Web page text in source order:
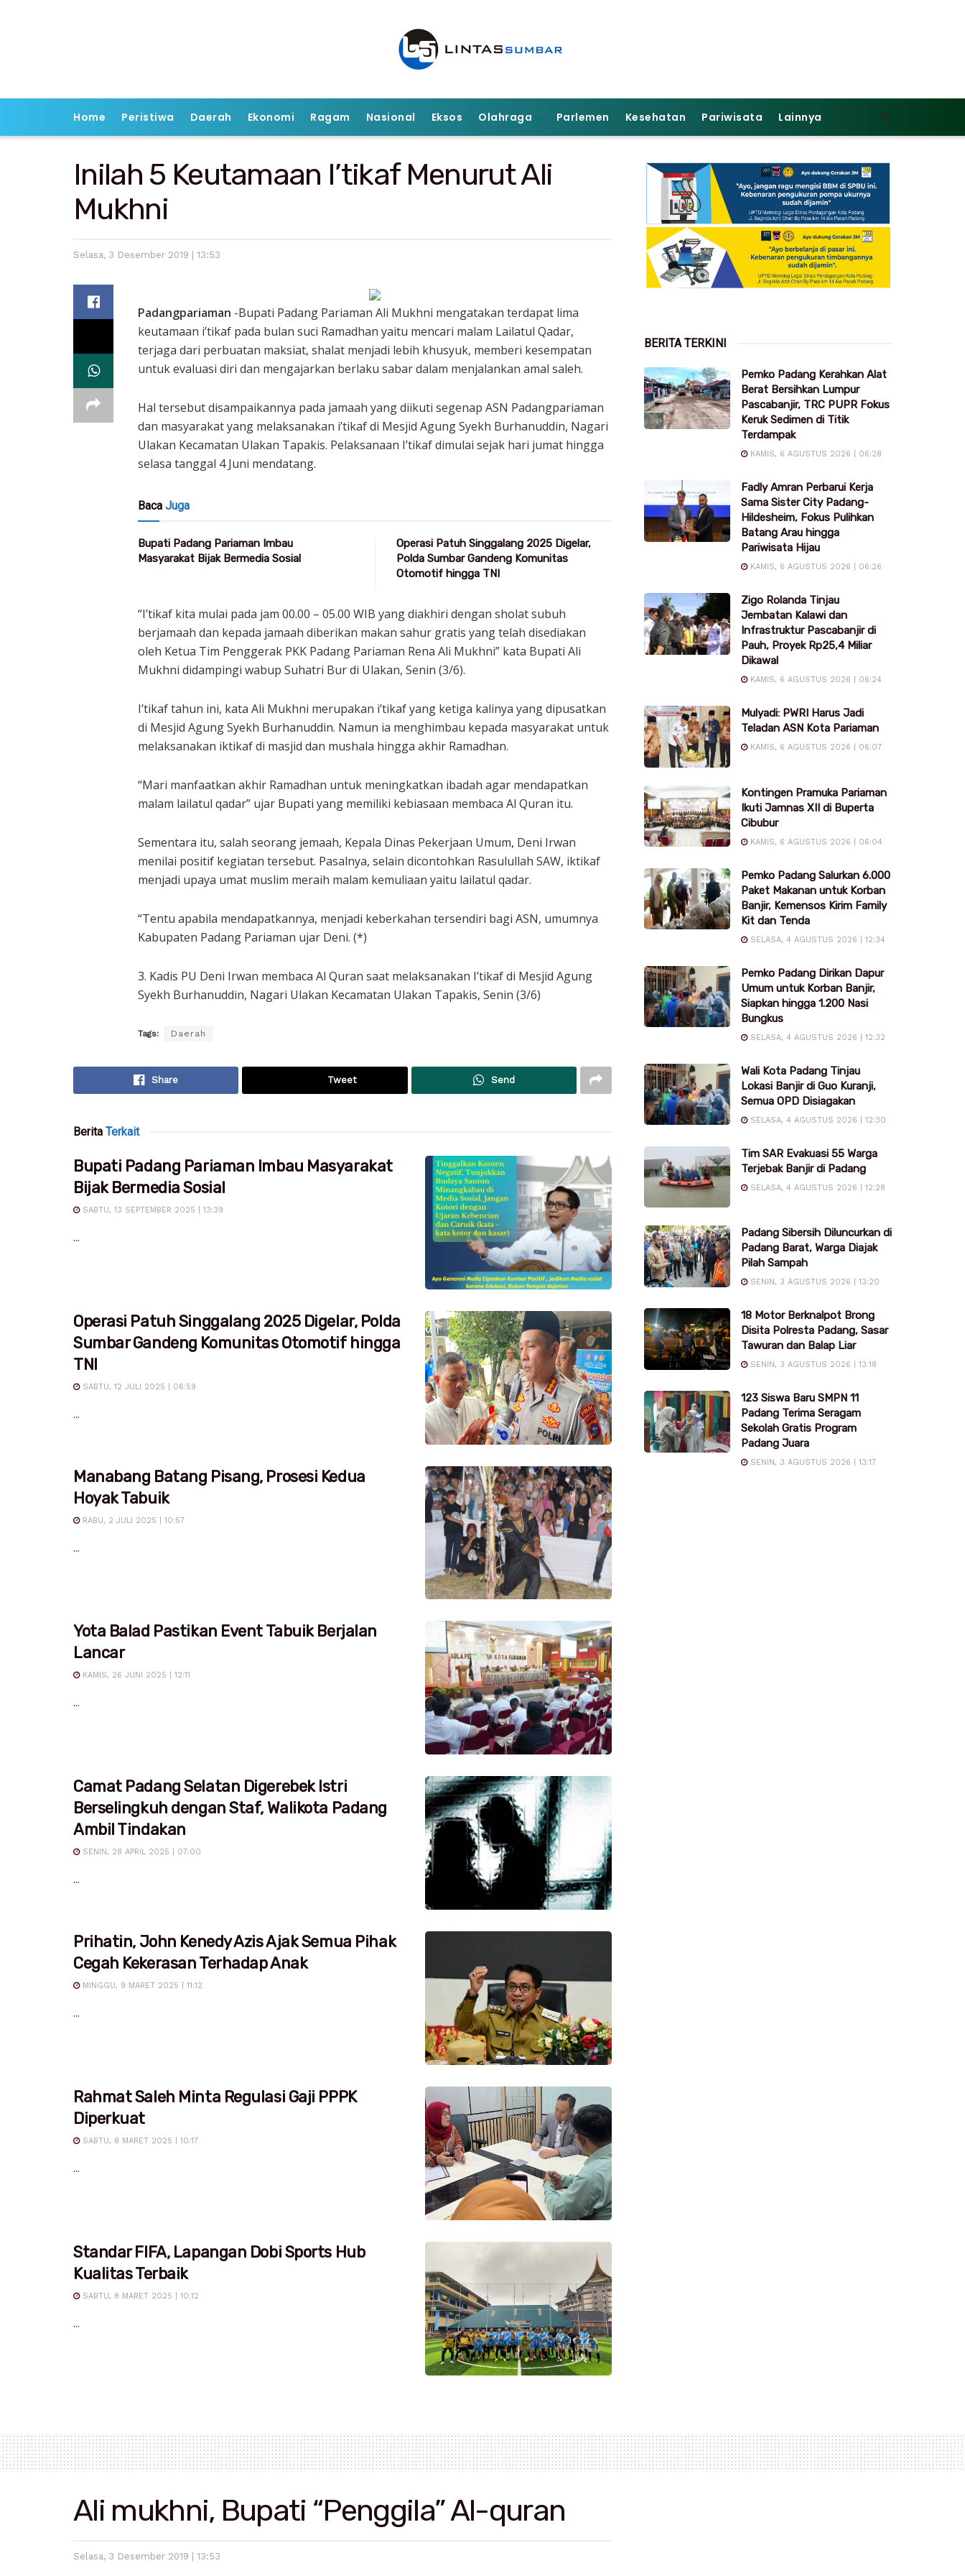
Home Peristiwa Daerah Ekonomi Ragam Nasional Eksos Olahraga Parlemen Kesehatan Pariwisata Lainnya
Inilah 5 Keutamaan I’tikaf Menurut Ali
Mukhni
Selasa, 3 Desember 2019 | 13:53
Padangpariaman -Bupati Padang Pariaman Ali Mukhni mengatakan terdapat lima
keutamaan i’tikaf pada bulan suci Ramadhan yaitu mencari malam Lailatul Qadar,
terjaga dari perbuatan maksiat, shalat menjadi lebih khusyuk, memberi kesempatan
untuk evaluasi diri dan mengajarkan berlaku sabar dalam menjalankan amal saleh.
Hal tersebut disampaikannya pada jamaah yang diikuti segenap ASN Padangpariaman
dan masyarakat yang melaksanakan i’tikaf di Mesjid Agung Syekh Burhanuddin, Nagari
Ulakan Kecamatan Ulakan Tapakis. Pelaksanaan I’tikaf dimulai sejak hari jumat hingga
selasa tanggal 4 Juni mendatang.
Baca Juga
Bupati Padang Pariaman Imbau
Masyarakat Bijak Bermedia Sosial
Operasi Patuh Singgalang 2025 Digelar,
Polda Sumbar Gandeng Komunitas
Otomotif hingga TNI
“I’tikaf kita mulai pada jam 00.00 – 05.00 WIB yang diakhiri dengan sholat subuh
berjamaah dan kepada jamaah diberikan makan sahur gratis yang telah disediakan
oleh Ketua Tim Penggerak PKK Padang Pariaman Rena Ali Mukhni” kata Bupati Ali
Mukhni didampingi wabup Suhatri Bur di Ulakan, Senin (3/6).
I’tikaf tahun ini, kata Ali Mukhni merupakan i’tikaf yang ketiga kalinya yang dipusatkan
di Mesjid Agung Syekh Burhanuddin. Namun ia menghimbau kepada masyarakat untuk
melaksanakan iktikaf di masjid dan mushala hingga akhir Ramadhan.
“Mari manfaatkan akhir Ramadhan untuk meningkatkan ibadah agar mendapatkan
malam lailatul qadar” ujar Bupati yang memiliki kebiasaan membaca Al Quran itu.
Sementara itu, salah seorang jemaah, Kepala Dinas Pekerjaan Umum, Deni Irwan
menilai positif kegiatan tersebut. Pasalnya, selain dicontohkan Rasulullah SAW, iktikaf
menjadi upaya umat muslim meraih malam kemuliaan yaitu lailatul qadar.
“Tentu apabila mendapatkannya, menjadi keberkahan tersendiri bagi ASN, umumnya
Kabupaten Padang Pariaman ujar Deni. (*)
3. Kadis PU Deni Irwan membaca Al Quran saat melaksanakan I’tikaf di Mesjid Agung
Syekh Burhanuddin, Nagari Ulakan Kecamatan Ulakan Tapakis, Senin (3/6)
Tags: Daerah
Share Tweet Send
Berita Terkait
Bupati Padang Pariaman Imbau Masyarakat
Bijak Bermedia Sosial
SABTU, 13 SEPTEMBER 2025 | 13:39
...
Operasi Patuh Singgalang 2025 Digelar, Polda
Sumbar Gandeng Komunitas Otomotif hingga
TNI
SABTU, 12 JULI 2025 | 06:59
...
Manabang Batang Pisang, Prosesi Kedua
Hoyak Tabuik
RABU, 2 JULI 2025 | 10:57
...
Yota Balad Pastikan Event Tabuik Berjalan
Lancar
KAMIS, 26 JUNI 2025 | 12:11
...
Camat Padang Selatan Digerebek Istri
Berselingkuh dengan Staf, Walikota Padang
Ambil Tindakan
SENIN, 28 APRIL 2025 | 07:00
...
Prihatin, John Kenedy Azis Ajak Semua Pihak
Cegah Kekerasan Terhadap Anak
MINGGU, 9 MARET 2025 | 11:12
...
Rahmat Saleh Minta Regulasi Gaji PPPK
Diperkuat
SABTU, 8 MARET 2025 | 10:17
...
Standar FIFA, Lapangan Dobi Sports Hub
Kualitas Terbaik
SABTU, 8 MARET 2025 | 10:12
...
BERITA TERKINI
Pemko Padang Kerahkan Alat
Berat Bersihkan Lumpur
Pascabanjir, TRC PUPR Fokus
Keruk Sedimen di Titik
Terdampak
KAMIS, 6 AGUSTUS 2026 | 06:28
Fadly Amran Perbarui Kerja
Sama Sister City Padang-
Hildesheim, Fokus Pulihkan
Batang Arau hingga
Pariwisata Hijau
KAMIS, 6 AGUSTUS 2026 | 06:26
Zigo Rolanda Tinjau
Jembatan Kalawi dan
Infrastruktur Pascabanjir di
Pauh, Proyek Rp25,4 Miliar
Dikawal
KAMIS, 6 AGUSTUS 2026 | 06:24
Mulyadi: PWRI Harus Jadi
Teladan ASN Kota Pariaman
KAMIS, 6 AGUSTUS 2026 | 06:07
Kontingen Pramuka Pariaman
Ikuti Jamnas XII di Buperta
Cibubur
KAMIS, 6 AGUSTUS 2026 | 06:04
Pemko Padang Salurkan 6.000
Paket Makanan untuk Korban
Banjir, Kemensos Kirim Family
Kit dan Tenda
SELASA, 4 AGUSTUS 2026 | 12:34
Pemko Padang Dirikan Dapur
Umum untuk Korban Banjir,
Siapkan hingga 1.200 Nasi
Bungkus
SELASA, 4 AGUSTUS 2026 | 12:32
Wali Kota Padang Tinjau
Lokasi Banjir di Guo Kuranji,
Semua OPD Disiagakan
SELASA, 4 AGUSTUS 2026 | 12:30
Tim SAR Evakuasi 55 Warga
Terjebak Banjir di Padang
SELASA, 4 AGUSTUS 2026 | 12:28
Padang Sibersih Diluncurkan di
Padang Barat, Warga Diajak
Pilah Sampah
SENIN, 3 AGUSTUS 2026 | 13:20
18 Motor Berknalpot Brong
Disita Polresta Padang, Sasar
Tawuran dan Balap Liar
SENIN, 3 AGUSTUS 2026 | 13:18
123 Siswa Baru SMPN 11
Padang Terima Seragam
Sekolah Gratis Program
Padang Juara
SENIN, 3 AGUSTUS 2026 | 13:17
Ali mukhni, Bupati “Penggila” Al-quran
Selasa, 3 Desember 2019 | 13:53